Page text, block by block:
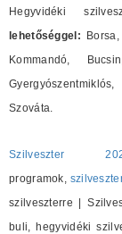
Hegyvidéki
lehetőséggel:
Kommandó,
Szováta.
Szilveszter
programok,
szilveszterre |
buli, hegyvidéki